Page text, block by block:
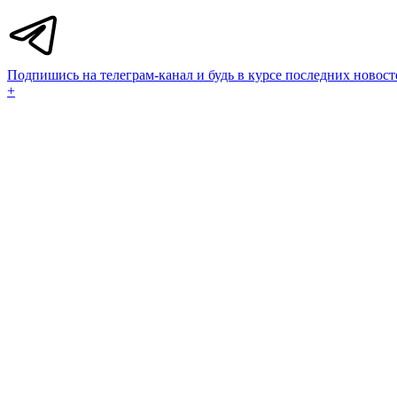
Подпишись на телеграм-канал и будь в курсе последних
+